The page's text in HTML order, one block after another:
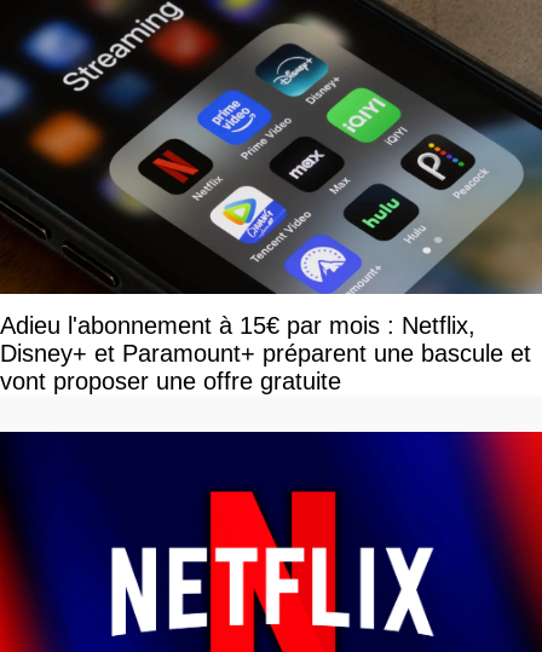
Adieu l'abonnement à 15€ par mois : Netflix,
Disney+ et Paramount+ préparent une bascule et
vont proposer une offre gratuite